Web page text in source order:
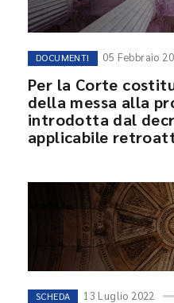
DOCUMENTI 05 Febbraio
Per la Corte
della messa alla
introdotta dal
applicabile
SCHEDA 13 Luglio 2022